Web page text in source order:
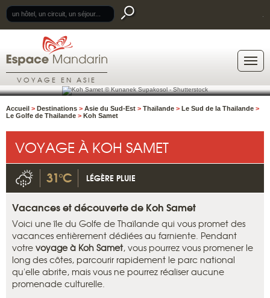
VOYAGE EN ASIE
Accueil > Destinations > Asie du Sud-Est > Thaïlande > Le Sud de la Thailande >
Le Golfe de Thailande > Koh Samet
VOYAGE À KOH SAMET
31°C LÉGÈRE PLUIE
Vacances et découverte de Koh Samet
Voici une île du Golfe de Thaïlande qui vous promet des
vacances entièrement dédiées au farniente. Pendant
votre voyage à Koh Samet, vous pourrez vous promener le
long des côtes, parcourir rapidement le parc national
qu'elle abrite, mais vous ne pourrez réaliser aucune
promenade culturelle.